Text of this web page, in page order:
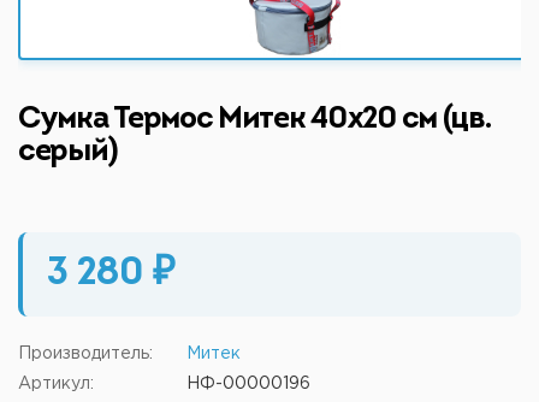
Сумка Термос Митек 40х20 см (цв.
серый)
3 280 ₽
Производитель: Митек
Артикул: НФ-00000196